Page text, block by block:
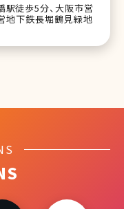
駅徒歩5分、大阪市営
地下鉄長堀鶴見緑地